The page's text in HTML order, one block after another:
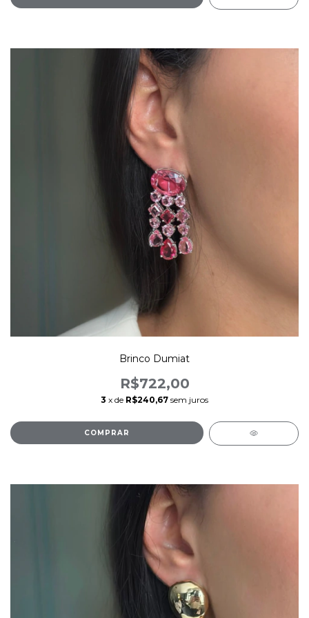
Brinco Dumiat
R$722,00
3 x de R$240,67 sem juros
COMPRAR